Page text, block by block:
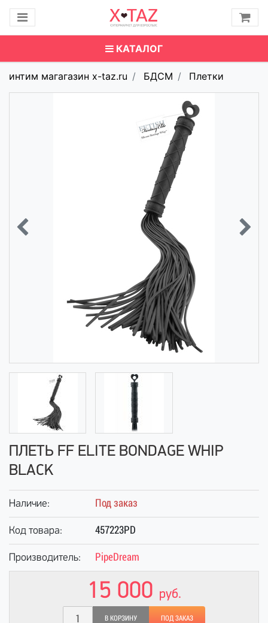
КАТАЛОГ
интим магагазин x-taz.ru БДСМ Плетки
ПЛЕТЬ FF ELITE BONDAGE WHIP
BLACK
Наличие: Под заказ
Код товара: 457223PD
Производитель: PipeDream
15 000 руб.
В КОРЗИНУ ПОД ЗАКАЗ